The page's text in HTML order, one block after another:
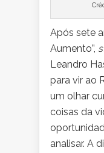
Após sete
Aumento”,
Leandro
para vir ao
um olhar
coisas da
analisar. A